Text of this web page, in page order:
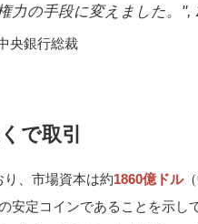
の手段に変えました。",
央銀行総裁
で取引
、市場資本は約1860億ドル
安定コインであることを示し